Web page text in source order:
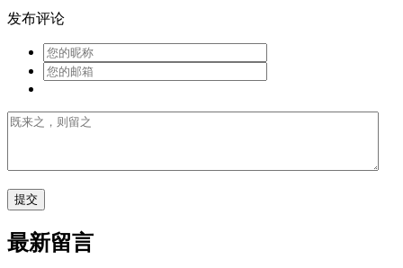
发布评论
最新留言